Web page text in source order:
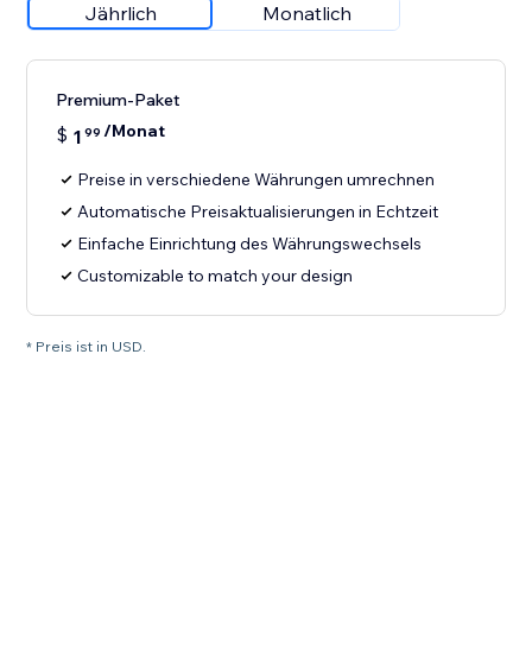
Jährlich Monatlich
Premium-Paket
$ 1 99 /Monat
Preise in verschiedene Währungen umrechnen
Automatische Preisaktualisierungen in Echtzeit
Einfache Einrichtung des Währungswechsels
Customizable to match your design
* Preis ist in USD.